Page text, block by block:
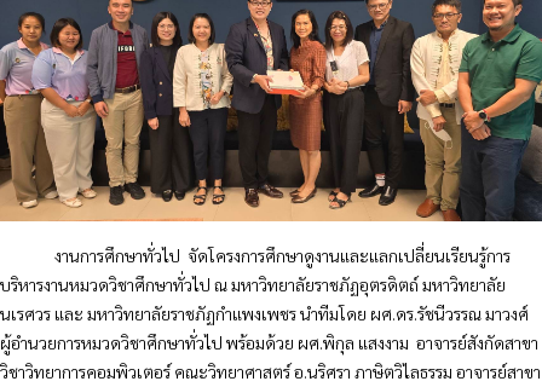
งานการศึกษาทั่วไป จัดโครงการศึกษาดูงานและแลกเปลี่ยนเรียนรู้การ
บริหารงานหมวดวิชาศึกษาทั่วไป ณ มหาวิทยาลัยราชภัฏอุตรดิตถ์ มหาวิทยาลัย
นเรศวร และ มหาวิทยาลัยราชภัฏกำแพงเพชร นำทีมโดย ผศ.ดร.รัชนีวรรณ มาวงศ์
ผู้อำนวยการหมวดวิชาศึกษาทั่วไป พร้อมด้วย ผศ.พิกุล แสงงาม อาจารย์สังกัดสาขา
วิชาวิทยาการคอมพิวเตอร์ คณะวิทยาศาสตร์ อ.นริศรา ภาษิตวิไลธรรม อาจารย์สาขา